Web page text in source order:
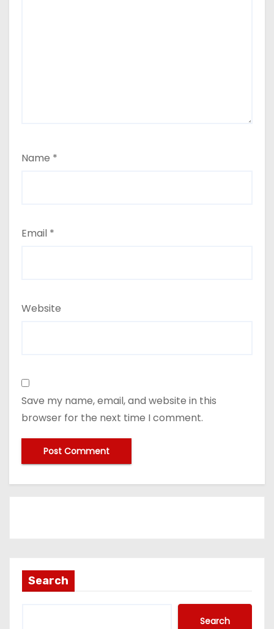
Name *
Email *
Website
Save my name, email, and website in this
browser for the next time I comment.
Search
Search